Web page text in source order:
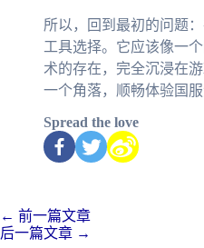
所以，回到最初的问题
工具选择。它应该像一
术的存在，完全沉浸在
一个角落，顺畅体验国
Spread the love
← 前一篇文章
后一篇文章 →